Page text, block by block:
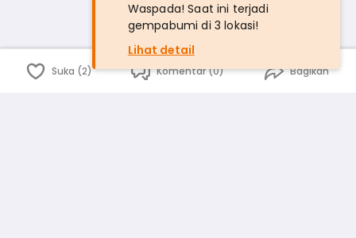
Suka (2) Komentar (0) Bagikan
Waspada! Saat ini terjadi
gempabumi di 3 lokasi!
Lihat detail